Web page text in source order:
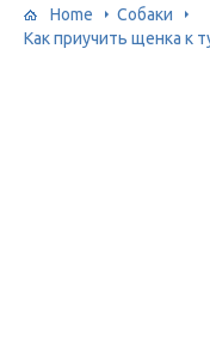
Home
Собаки
Как приучить щенка к